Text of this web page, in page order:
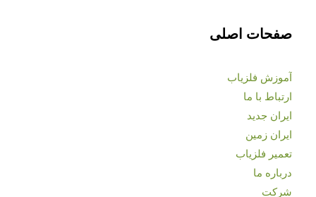
صفحات اصلی
آموزش فلزیاب
ارتباط با ما
ایران جدید
ایران زمین
تعمیر فلزیاب
درباره ما
شرکت